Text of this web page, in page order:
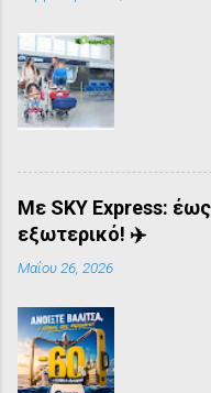
Mε SKY Express:
εξωτερικό! ✈️
Μαΐου 26, 2026